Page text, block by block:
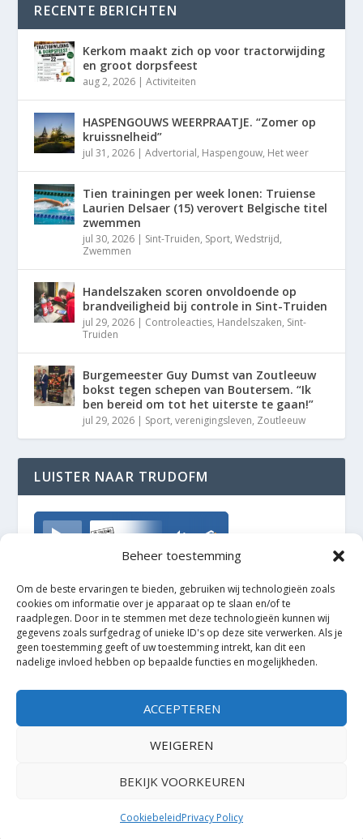
Beheer toestemming
Om de beste ervaringen te bieden, gebruiken wij technologieën zoals
cookies om informatie over je apparaat op te slaan en/of te
raadplegen. Door in te stemmen met deze technologieën kunnen wij
gegevens zoals surfgedrag of unieke ID's op deze site verwerken. Als je
geen toestemming geeft of uw toestemming intrekt, kan dit een
nadelige invloed hebben op bepaalde functies en mogelijkheden.
ACCEPTEREN
WEIGEREN
BEKIJK VOORKEUREN
CookiebeleidPrivacy Policy
RECENTE BERICHTEN
Kerkom maakt zich op voor tractorwijding
en groot dorpsfeest
aug 2, 2026 |Activiteiten
HASPENGOUWS WEERPRAATJE. “Zomer op
kruissnelheid”
jul 31, 2026 |Advertorial, Haspengouw, Het weer
Tien trainingen per week lonen: Truiense
Laurien Delsaer (15) verovert Belgische titel
zwemmen
jul 30, 2026 | Sint-Truiden, Sport,Wedstrijd,
Zwemmen
Handelszaken scoren onvoldoende op
brandveiligheid bij controle in Sint-Truiden
jul 29, 2026 | Controleacties, Handelszaken, Sint-
Truiden
Burgemeester Guy Dumst van Zoutleeuw
bokst tegen schepen van Boutersem. “Ik
ben bereid om tot het uiterste te gaan!”
jul 29, 2026 | Sport,verenigingsleven, Zoutleeuw
LUISTER NAAR TRUDOFM
TrudoFM
Elegant Themes| Mogelijk gemaakt door